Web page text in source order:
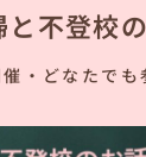
不登校
・どなたでも